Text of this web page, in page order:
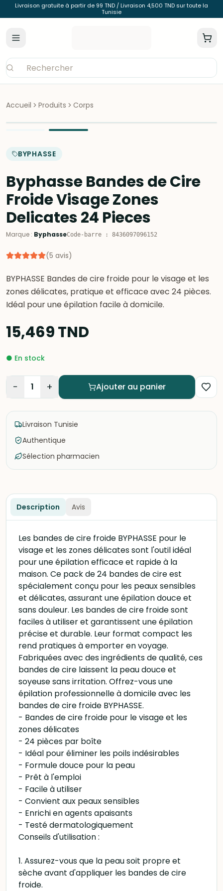
Livraison gratuite à partir de 99 TND / Livraison 4,500 TND sur toute la
Tunisie
Accueil Produits Corps
BYPHASSE
Byphasse Bandes de Cire
Froide Visage Zones
Delicates 24 Pieces
Marque : ByphasseCode-barre : 8436097096152
(5 avis)
BYPHASSE Bandes de cire froide pour le visage et les
zones délicates, pratique et efficace avec 24 pièces.
Idéal pour une épilation facile à domicile.
15,469TND
● En stock
− 1 + Ajouter au panier
Livraison Tunisie
Authentique
Sélection pharmacien
Description Avis
Les bandes de cire froide BYPHASSE pour le
visage et les zones délicates sont l'outil idéal
pour une épilation efficace et rapide à la
maison. Ce pack de 24 bandes de cire est
spécialement conçu pour les peaux sensibles
et délicates, assurant une épilation douce et
sans douleur. Les bandes de cire froide sont
faciles à utiliser et garantissent une épilation
précise et durable. Leur format compact les
rend pratiques à emporter en voyage.
Fabriquées avec des ingrédients de qualité, ces
bandes de cire laissent la peau douce et
soyeuse sans irritation. Offrez-vous une
épilation professionnelle à domicile avec les
bandes de cire froide BYPHASSE.
- Bandes de cire froide pour le visage et les
zones délicates
- 24 pièces par boîte
- Idéal pour éliminer les poils indésirables
- Formule douce pour la peau
- Prêt à l'emploi
- Facile à utiliser
- Convient aux peaux sensibles
- Enrichi en agents apaisants
- Testé dermatologiquement
Conseils d'utilisation :
1. Assurez-vous que la peau soit propre et
sèche avant d'appliquer les bandes de cire
froide.